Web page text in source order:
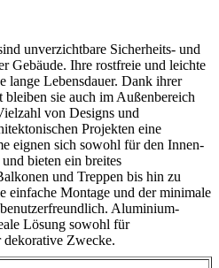
unverzichtbare Sicherheits- und
Gebäude. Ihre rostfreie und leichte
lange Lebensdauer. Dank ihrer
sie auch im Außenbereich
von Designs und
Projekten eine
eignen sich sowohl für den Innen-
bieten ein breites
und Treppen bis hin zu
einfache Montage und der minimale
Aluminium-
Lösung sowohl für
dekorative Zwecke.